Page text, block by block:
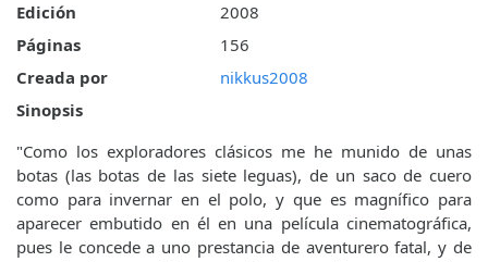
Edición
2008
Páginas
156
Creada por
nikkus2008
Sinopsis
"Como los exploradores clásicos me he munido de unas
botas (las botas de las siete leguas), de un saco de cuero
como para invernar en el polo, y que es magnífico para
aparecer embutido en él en una película cinematográfica,
pues le concede a uno prestancia de aventurero fatal, y de